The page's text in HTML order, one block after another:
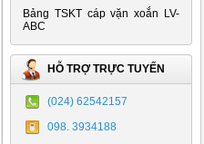
Bảng TSKT cáp vặn xoắn LV-
ABC
HỖ TRỢ TRỰC TUYẾN
(024) 62542157
098. 3934188